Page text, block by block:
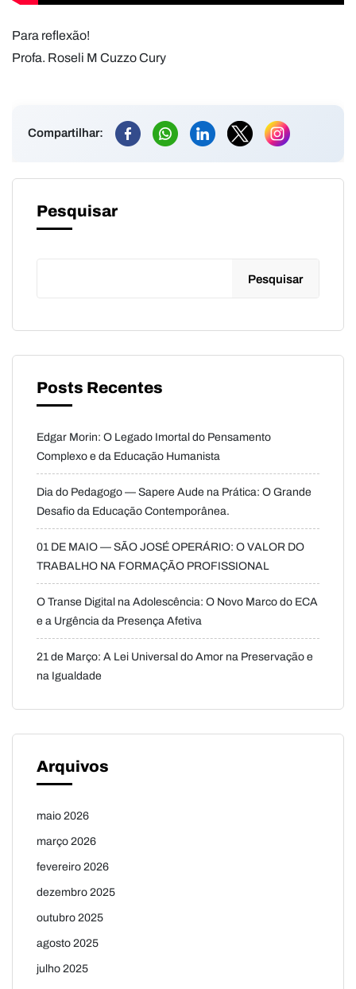
Para reflexão!
Profa. Roseli M Cuzzo Cury
Compartilhar:
Pesquisar
Pesquisar
Posts Recentes
Edgar Morin: O Legado Imortal do Pensamento
Complexo e da Educação Humanista
Dia do Pedagogo — Sapere Aude na Prática: O Grande
Desafio da Educação Contemporânea.
01 DE MAIO — SÃO JOSÉ OPERÁRIO: O VALOR DO
TRABALHO NA FORMAÇÃO PROFISSIONAL
O Transe Digital na Adolescência: O Novo Marco do ECA
e a Urgência da Presença Afetiva
21 de Março: A Lei Universal do Amor na Preservação e
na Igualdade
Arquivos
maio 2026
março 2026
fevereiro 2026
dezembro 2025
outubro 2025
agosto 2025
julho 2025